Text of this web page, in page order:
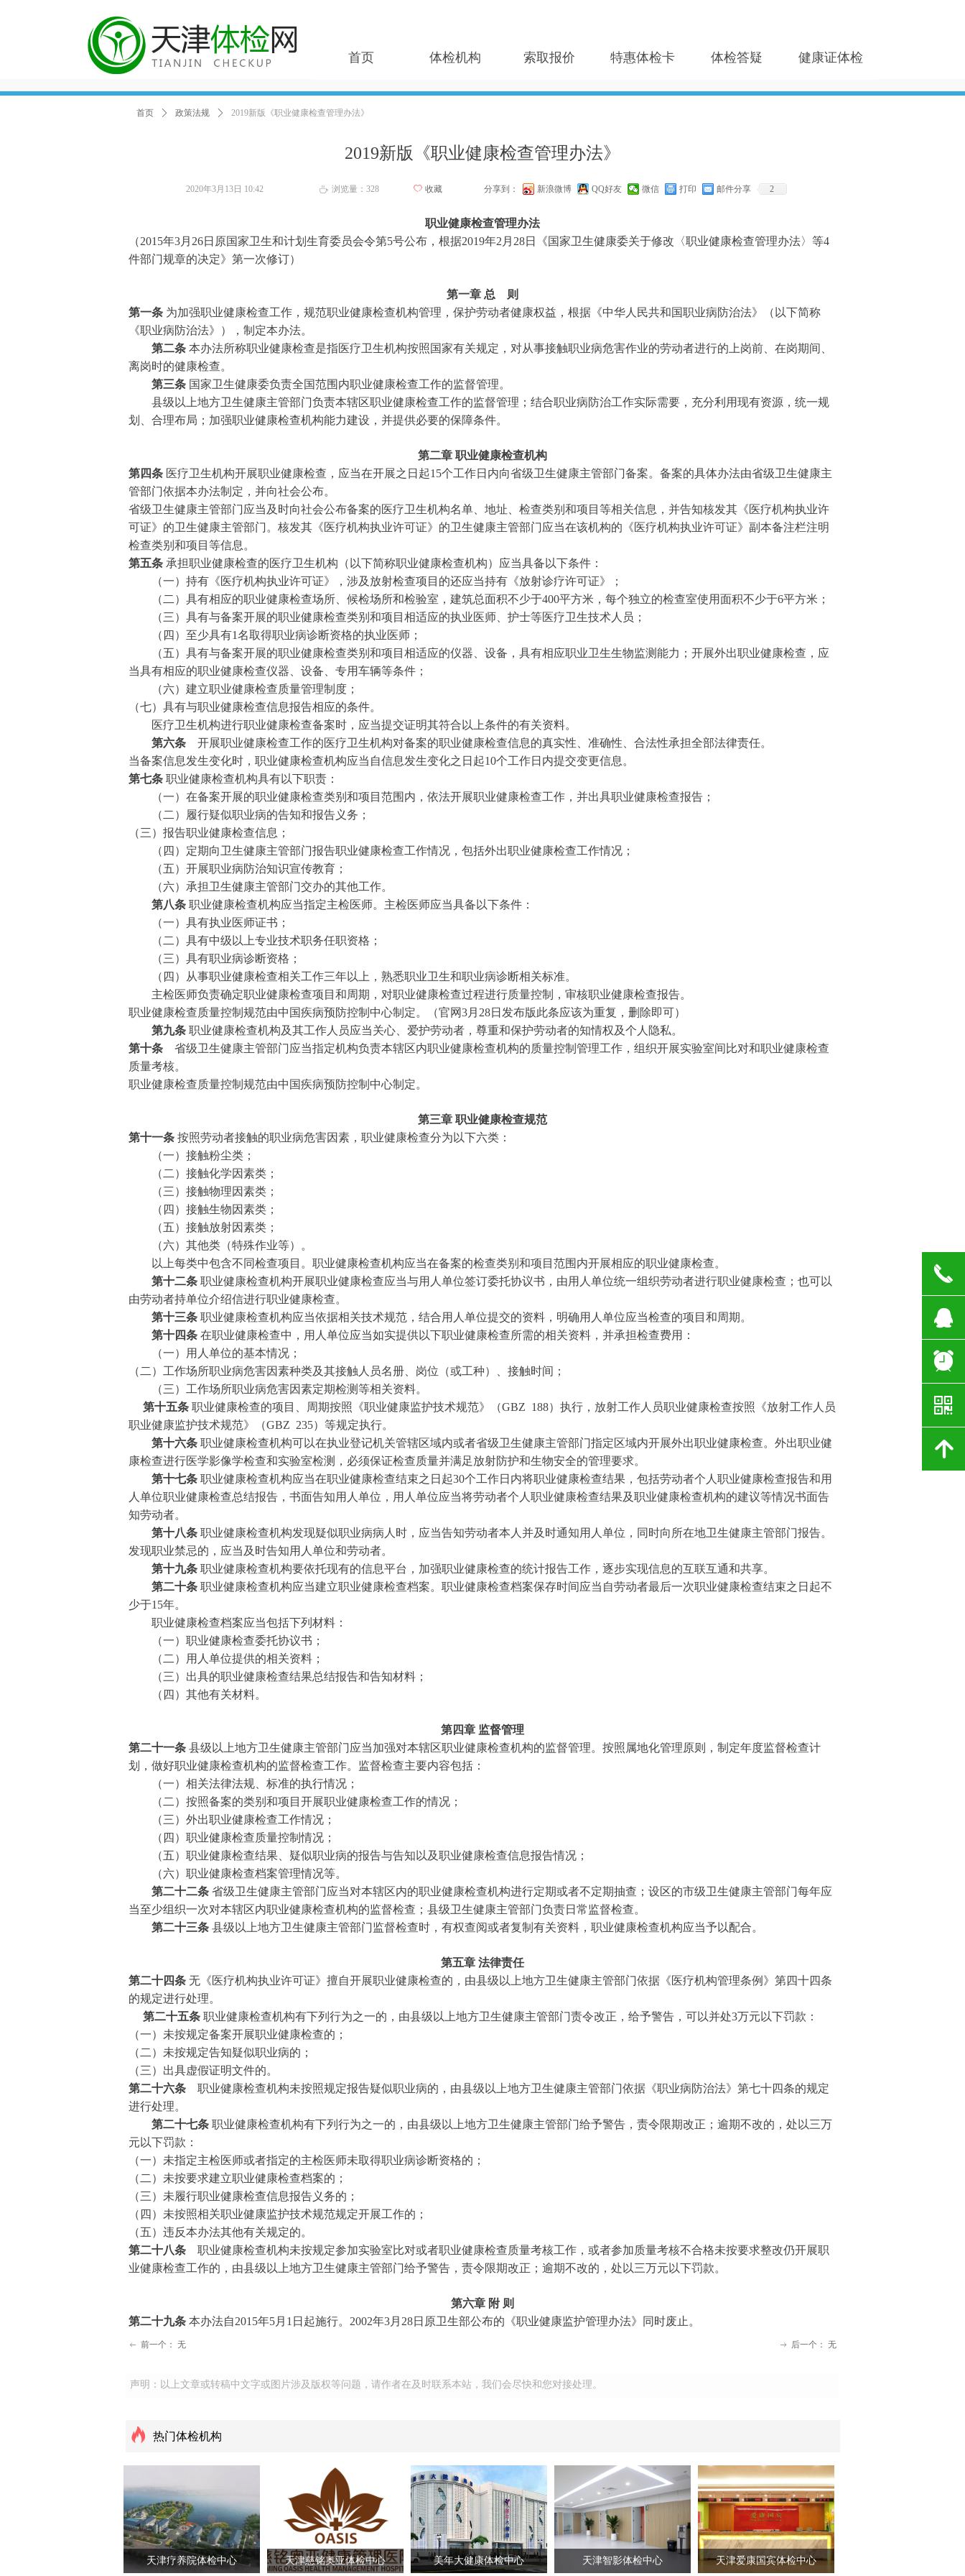
首页 体检机构 索取报价 特惠体检卡 体检答疑 健康证体检
2019新版《职业健康检查管理办法》
首页 ꄲ 政策法规 ꄲ 2019新版《职业健康检查管理办法》
职业健康检查管理办法
（2015年3月26日原国家卫生和计划生育委员会令第5号公布，根据2019年2月28日《国家卫生健康委关于修改〈职业健康检查管理办法〉等4
件部门规章的决定》第一次修订）
第一章 总 则
第一条 为加强职业健康检查工作，规范职业健康检查机构管理，保护劳动者健康权益，根据《中华人民共和国职业病防治法》（以下简称
《职业病防治法》），制定本办法。
第二条 本办法所称职业健康检查是指医疗卫生机构按照国家有关规定，对从事接触职业病危害作业的劳动者进行的上岗前、在岗期间、
离岗时的健康检查。
第三条 国家卫生健康委负责全国范围内职业健康检查工作的监督管理。
县级以上地方卫生健康主管部门负责本辖区职业健康检查工作的监督管理；结合职业病防治工作实际需要，充分利用现有资源，统一规
划、合理布局；加强职业健康检查机构能力建设，并提供必要的保障条件。
第二章 职业健康检查机构
第四条 医疗卫生机构开展职业健康检查，应当在开展之日起15个工作日内向省级卫生健康主管部门备案。备案的具体办法由省级卫生健康主
管部门依据本办法制定，并向社会公布。
省级卫生健康主管部门应当及时向社会公布备案的医疗卫生机构名单、地址、检查类别和项目等相关信息，并告知核发其《医疗机构执业许
可证》的卫生健康主管部门。核发其《医疗机构执业许可证》的卫生健康主管部门应当在该机构的《医疗机构执业许可证》副本备注栏注明
检查类别和项目等信息。
第五条 承担职业健康检查的医疗卫生机构（以下简称职业健康检查机构）应当具备以下条件：
（一）持有《医疗机构执业许可证》，涉及放射检查项目的还应当持有《放射诊疗许可证》；
（二）具有相应的职业健康检查场所、候检场所和检验室，建筑总面积不少于400平方米，每个独立的检查室使用面积不少于6平方米；
（三）具有与备案开展的职业健康检查类别和项目相适应的执业医师、护士等医疗卫生技术人员；
（四）至少具有1名取得职业病诊断资格的执业医师；
（五）具有与备案开展的职业健康检查类别和项目相适应的仪器、设备，具有相应职业卫生生物监测能力；开展外出职业健康检查，应
当具有相应的职业健康检查仪器、设备、专用车辆等条件；
（六）建立职业健康检查质量管理制度；
（七）具有与职业健康检查信息报告相应的条件。
医疗卫生机构进行职业健康检查备案时，应当提交证明其符合以上条件的有关资料。
第六条 开展职业健康检查工作的医疗卫生机构对备案的职业健康检查信息的真实性、准确性、合法性承担全部法律责任。
当备案信息发生变化时，职业健康检查机构应当自信息发生变化之日起10个工作日内提交变更信息。
第七条 职业健康检查机构具有以下职责：
（一）在备案开展的职业健康检查类别和项目范围内，依法开展职业健康检查工作，并出具职业健康检查报告；
（二）履行疑似职业病的告知和报告义务；
（三）报告职业健康检查信息；
（四）定期向卫生健康主管部门报告职业健康检查工作情况，包括外出职业健康检查工作情况；
（五）开展职业病防治知识宣传教育；
（六）承担卫生健康主管部门交办的其他工作。
第八条 职业健康检查机构应当指定主检医师。主检医师应当具备以下条件：
（一）具有执业医师证书；
（二）具有中级以上专业技术职务任职资格；
（三）具有职业病诊断资格；
（四）从事职业健康检查相关工作三年以上，熟悉职业卫生和职业病诊断相关标准。
主检医师负责确定职业健康检查项目和周期，对职业健康检查过程进行质量控制，审核职业健康检查报告。
职业健康检查质量控制规范由中国疾病预防控制中心制定。（官网3月28日发布版此条应该为重复，删除即可）
第九条 职业健康检查机构及其工作人员应当关心、爱护劳动者，尊重和保护劳动者的知情权及个人隐私。
第十条 省级卫生健康主管部门应当指定机构负责本辖区内职业健康检查机构的质量控制管理工作，组织开展实验室间比对和职业健康检查
质量考核。
职业健康检查质量控制规范由中国疾病预防控制中心制定。
第三章 职业健康检查规范
第十一条 按照劳动者接触的职业病危害因素，职业健康检查分为以下六类：
（一）接触粉尘类；
（二）接触化学因素类；
（三）接触物理因素类；
（四）接触生物因素类；
（五）接触放射因素类；
（六）其他类（特殊作业等）。
以上每类中包含不同检查项目。职业健康检查机构应当在备案的检查类别和项目范围内开展相应的职业健康检查。
第十二条 职业健康检查机构开展职业健康检查应当与用人单位签订委托协议书，由用人单位统一组织劳动者进行职业健康检查；也可以
由劳动者持单位介绍信进行职业健康检查。
第十三条 职业健康检查机构应当依据相关技术规范，结合用人单位提交的资料，明确用人单位应当检查的项目和周期。
第十四条 在职业健康检查中，用人单位应当如实提供以下职业健康检查所需的相关资料，并承担检查费用：
（一）用人单位的基本情况；
（二）工作场所职业病危害因素种类及其接触人员名册、岗位（或工种）、接触时间；
（三）工作场所职业病危害因素定期检测等相关资料。
第十五条 职业健康检查的项目、周期按照《职业健康监护技术规范》（GBZ 188）执行，放射工作人员职业健康检查按照《放射工作人员
职业健康监护技术规范》（GBZ 235）等规定执行。
第十六条 职业健康检查机构可以在执业登记机关管辖区域内或者省级卫生健康主管部门指定区域内开展外出职业健康检查。外出职业健
康检查进行医学影像学检查和实验室检测，必须保证检查质量并满足放射防护和生物安全的管理要求。
第十七条 职业健康检查机构应当在职业健康检查结束之日起30个工作日内将职业健康检查结果，包括劳动者个人职业健康检查报告和用
人单位职业健康检查总结报告，书面告知用人单位，用人单位应当将劳动者个人职业健康检查结果及职业健康检查机构的建议等情况书面告
知劳动者。
第十八条 职业健康检查机构发现疑似职业病病人时，应当告知劳动者本人并及时通知用人单位，同时向所在地卫生健康主管部门报告。
发现职业禁忌的，应当及时告知用人单位和劳动者。
第十九条 职业健康检查机构要依托现有的信息平台，加强职业健康检查的统计报告工作，逐步实现信息的互联互通和共享。
第二十条 职业健康检查机构应当建立职业健康检查档案。职业健康检查档案保存时间应当自劳动者最后一次职业健康检查结束之日起不
少于15年。
职业健康检查档案应当包括下列材料：
（一）职业健康检查委托协议书；
（二）用人单位提供的相关资料；
（三）出具的职业健康检查结果总结报告和告知材料；
（四）其他有关材料。
第四章 监督管理
第二十一条 县级以上地方卫生健康主管部门应当加强对本辖区职业健康检查机构的监督管理。按照属地化管理原则，制定年度监督检查计
划，做好职业健康检查机构的监督检查工作。监督检查主要内容包括：
（一）相关法律法规、标准的执行情况；
（二）按照备案的类别和项目开展职业健康检查工作的情况；
（三）外出职业健康检查工作情况；
（四）职业健康检查质量控制情况；
（五）职业健康检查结果、疑似职业病的报告与告知以及职业健康检查信息报告情况；
（六）职业健康检查档案管理情况等。
第二十二条 省级卫生健康主管部门应当对本辖区内的职业健康检查机构进行定期或者不定期抽查；设区的市级卫生健康主管部门每年应
当至少组织一次对本辖区内职业健康检查机构的监督检查；县级卫生健康主管部门负责日常监督检查。
第二十三条 县级以上地方卫生健康主管部门监督检查时，有权查阅或者复制有关资料，职业健康检查机构应当予以配合。
第五章 法律责任
第二十四条 无《医疗机构执业许可证》擅自开展职业健康检查的，由县级以上地方卫生健康主管部门依据《医疗机构管理条例》第四十四条
的规定进行处理。
第二十五条 职业健康检查机构有下列行为之一的，由县级以上地方卫生健康主管部门责令改正，给予警告，可以并处3万元以下罚款：
（一）未按规定备案开展职业健康检查的；
（二）未按规定告知疑似职业病的；
（三）出具虚假证明文件的。
第二十六条 职业健康检查机构未按照规定报告疑似职业病的，由县级以上地方卫生健康主管部门依据《职业病防治法》第七十四条的规定
进行处理。
第二十七条 职业健康检查机构有下列行为之一的，由县级以上地方卫生健康主管部门给予警告，责令限期改正；逾期不改的，处以三万
元以下罚款：
（一）未指定主检医师或者指定的主检医师未取得职业病诊断资格的；
（二）未按要求建立职业健康检查档案的；
（三）未履行职业健康检查信息报告义务的；
（四）未按照相关职业健康监护技术规范规定开展工作的；
（五）违反本办法其他有关规定的。
第二十八条 职业健康检查机构未按规定参加实验室比对或者职业健康检查质量考核工作，或者参加质量考核不合格未按要求整改仍开展职
业健康检查工作的，由县级以上地方卫生健康主管部门给予警告，责令限期改正；逾期不改的，处以三万元以下罚款。
第六章 附 则
第二十九条 本办法自2015年5月1日起施行。2002年3月28日原卫生部公布的《职业健康监护管理办法》同时废止。
2020年3月13日 10:42 ꄘ 浏览量： 328 ꄀ 收藏
ꂃ 前一个： 无 ꁹ 后一个： 无
热门体检机构
天津疗养院体检中心 天津慈铭奥亚体检中心 美年大健康体检中心 天津智影体检中心 天津爱康国宾体检中心
分享到： 新浪微博 QQ好友 微信 打印 邮件分享 2
声明：以上文章或转稿中文字或图片涉及版权等问题，请作者在及时联系本站，我们会尽快和您对接处理。
끅
뀩
뀥
낃
녕